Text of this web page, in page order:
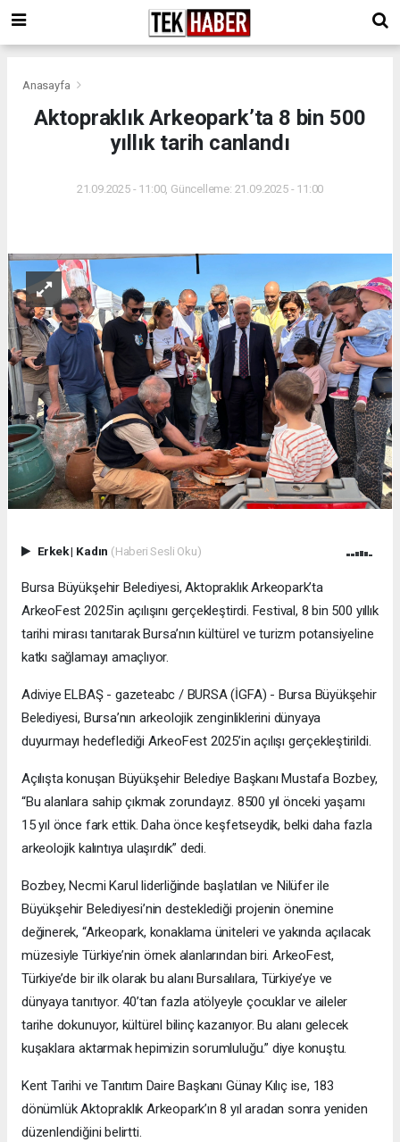
Anasayfa
Aktopraklık Arkeopark’ta 8 bin 500
yıllık tarih canlandı
21.09.2025 - 11:00, Güncelleme: 21.09.2025 - 11:00
Erkek| Kadın (Haberi Sesli Oku)
Bursa Büyükşehir Belediyesi, Aktopraklık Arkeopark’ta
ArkeoFest 2025’in açılışını gerçekleştirdi. Festival, 8 bin 500 yıllık
tarihi mirası tanıtarak Bursa’nın kültürel ve turizm potansiyeline
katkı sağlamayı amaçlıyor.
Adiviye ELBAŞ - gazeteabc / BURSA (İGFA) - Bursa Büyükşehir
Belediyesi, Bursa’nın arkeolojik zenginliklerini dünyaya
duyurmayı hedeflediği ArkeoFest 2025’in açılışı gerçekleştirildi.
Açılışta konuşan Büyükşehir Belediye Başkanı Mustafa Bozbey,
“Bu alanlara sahip çıkmak zorundayız. 8500 yıl önceki yaşamı
15 yıl önce fark ettik. Daha önce keşfetseydik, belki daha fazla
arkeolojik kalıntıya ulaşırdık” dedi.
Bozbey, Necmi Karul liderliğinde başlatılan ve Nilüfer ile
Büyükşehir Belediyesi’nin desteklediği projenin önemine
değinerek, “Arkeopark, konaklama üniteleri ve yakında açılacak
müzesiyle Türkiye’nin örnek alanlarından biri. ArkeoFest,
Türkiye’de bir ilk olarak bu alanı Bursalılara, Türkiye’ye ve
dünyaya tanıtıyor. 40’tan fazla atölyeyle çocuklar ve aileler
tarihe dokunuyor, kültürel bilinç kazanıyor. Bu alanı gelecek
kuşaklara aktarmak hepimizin sorumluluğu.” diye konuştu.
Kent Tarihi ve Tanıtım Daire Başkanı Günay Kılıç ise, 183
dönümlük Aktopraklık Arkeopark’ın 8 yıl aradan sonra yeniden
düzenlendiğini belirtti.